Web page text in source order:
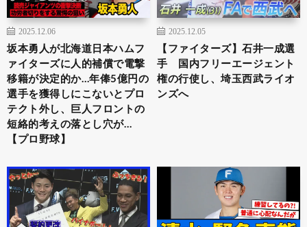
2025.12.06
坂本勇人が北海道日本ハムフ
ァイターズに人的補償で電撃
移籍が決定的か…年俸5億円の
選手を獲得しにこないとプロ
テクト外し、巨人フロントの
短絡的考えの落とし穴が…
【プロ野球】
2025.12.05
【ファイターズ】石井一成選
手 国内フリーエージェント
権の行使し、埼玉西武ライオ
ンズへ